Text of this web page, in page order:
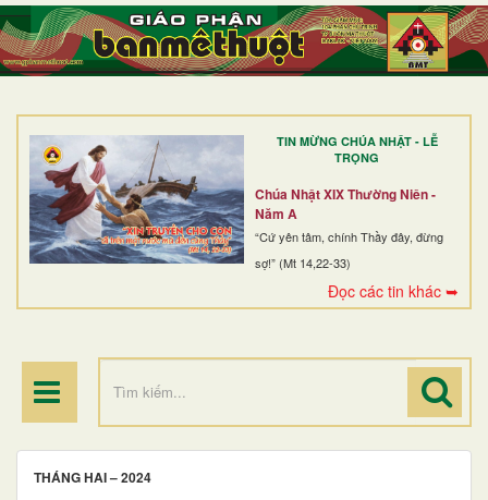
TIN MỪNG CHÚA NHẬT - LỄ
TRỌNG
Chúa Nhật XIX Thường Niên -
Năm A
“Cứ yên tâm, chính Thầy đây, đừng
sợ!” (Mt 14,22-33)
Đọc các tin khác ➥
TRANG NHẤT
GIỚI THIỆU
DÒNG TU
BAN MỤC VỤ
ĐOÀN THỂ CG
THÁNG HAI – 2024